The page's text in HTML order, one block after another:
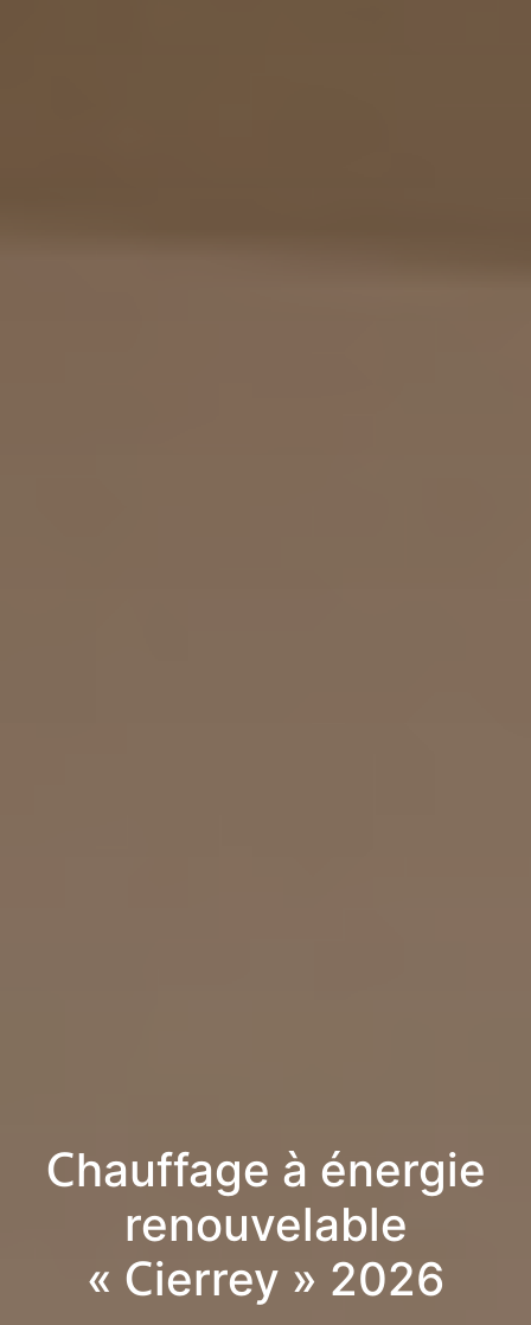
Chauffage à énergie
renouvelable
« Cierrey » 2026